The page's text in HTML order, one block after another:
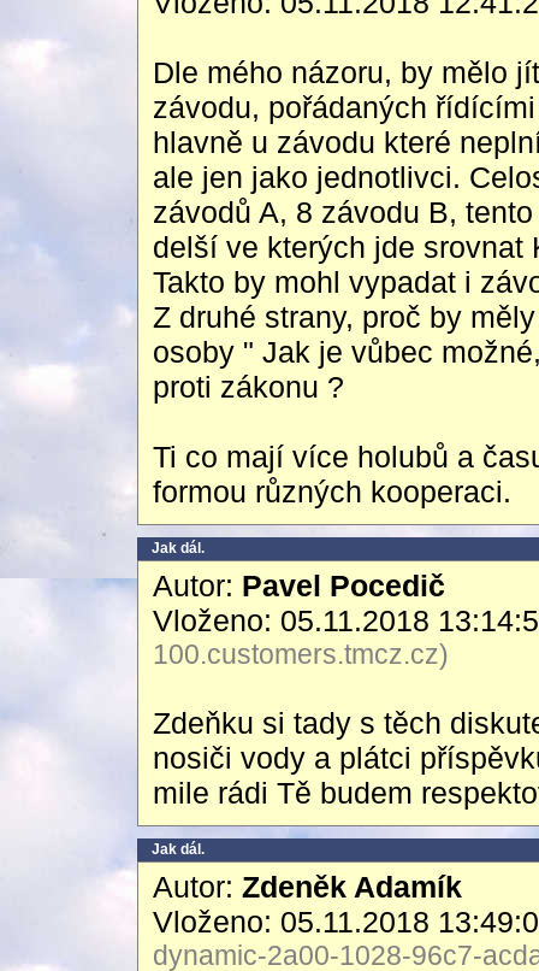
Dle mého názoru, by mělo
závodu, pořádaných
hlavně u závodu které
ale jen jako jednotlivci.
závodů A, 8 závodu B,
delší ve kterých jde srovnat
Takto by mohl vypadat i
Z druhé strany, proč by
osoby " Jak je vůbec
proti zákonu ?
Ti co mají více holubů a
formou různých kooperaci.
Jak dál.
Autor: Pavel Pocedič
Vloženo: 05.11.2018
100.customers.tmcz.cz)
Zdeňku si tady s těch
nosiči vody a plátci
mile rádi Tě budem
Jak dál.
Autor: Zdeněk Adamík
Vloženo: 05.11.2018
dynamic-2a00-1028-96c7-